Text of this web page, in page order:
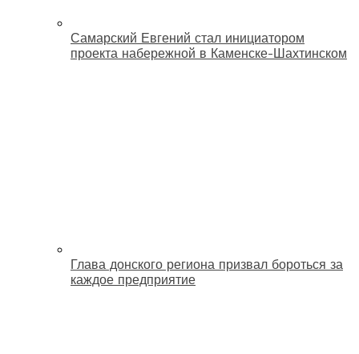
Самарский Евгений стал инициатором
проекта набережной в Каменске-Шахтинском
Глава донского региона призвал бороться за
каждое предприятие